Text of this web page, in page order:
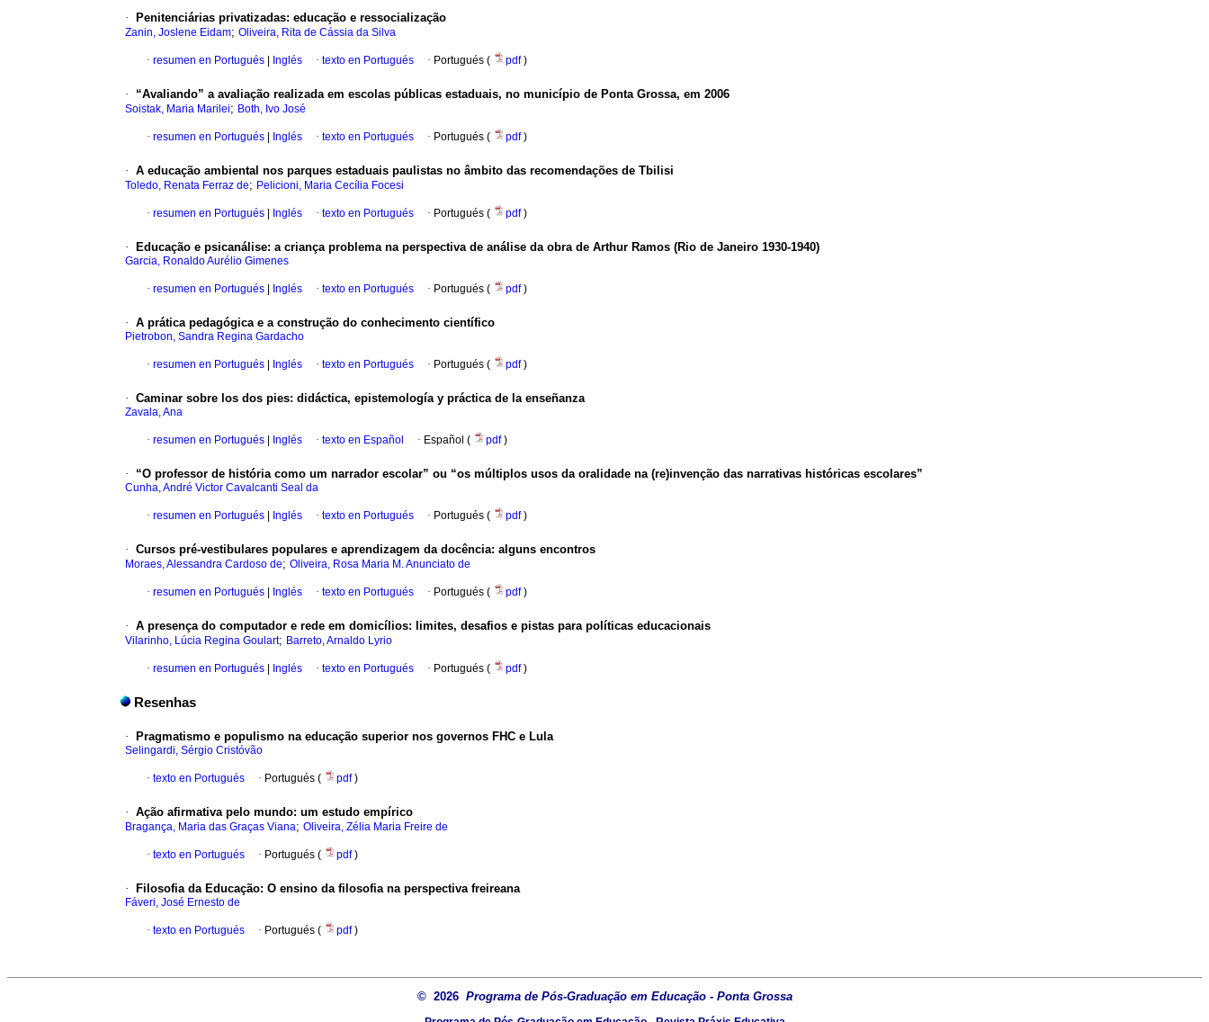
· Penitenciárias privatizadas: educação e ressocialização
Zanin, Joslene Eidam; Oliveira, Rita de Cássia da Silva
· resumen en Portugués Inglés · texto en Portugués · Portugués ( pdf)
· “Avaliando” a avaliação realizada em escolas públicas estaduais, no município de Ponta Grossa, em 2006
Soistak, Maria Marilei; Both, Ivo José
· resumen en Portugués Inglés · texto en Portugués · Portugués ( pdf)
· A educação ambiental nos parques estaduais paulistas no âmbito das recomendações de Tbilisi
Toledo, Renata Ferraz de; Pelicioni, Maria Cecília Focesi
· resumen en Portugués Inglés · texto en Portugués · Portugués ( pdf)
· Educação e psicanálise: a criança problema na perspectiva de análise da obra de Arthur Ramos (Rio de Janeiro 1930-1940)
Garcia, Ronaldo Aurélio Gimenes
· resumen en Portugués Inglés · texto en Portugués · Portugués ( pdf)
· A prática pedagógica e a construção do conhecimento científico
Pietrobon, Sandra Regina Gardacho
· resumen en Portugués Inglés · texto en Portugués · Portugués ( pdf)
· Caminar sobre los dos pies: didáctica, epistemología y práctica de la enseñanza
Zavala, Ana
· resumen en Portugués Inglés · texto en Español · Español ( pdf)
· “O professor de história como um narrador escolar” ou “os múltiplos usos da oralidade na (re)invenção das narrativas históricas escolares”
Cunha, André Victor Cavalcanti Seal da
· resumen en Portugués Inglés · texto en Portugués · Portugués ( pdf)
· Cursos pré-vestibulares populares e aprendizagem da docência: alguns encontros
Moraes, Alessandra Cardoso de; Oliveira, Rosa Maria M. Anunciato de
· resumen en Portugués Inglés · texto en Portugués · Portugués ( pdf)
· A presença do computador e rede em domicílios: limites, desafios e pistas para políticas educacionais
Vilarinho, Lúcia Regina Goulart; Barreto, Arnaldo Lyrio
· resumen en Portugués Inglés · texto en Portugués · Portugués ( pdf)
Resenhas
· Pragmatismo e populismo na educação superior nos governos FHC e Lula
Selingardi, Sérgio Cristóvão
· texto en Portugués · Portugués ( pdf)
· Ação afirmativa pelo mundo: um estudo empírico
Bragança, Maria das Graças Viana; Oliveira, Zélia Maria Freire de
· texto en Portugués · Portugués ( pdf)
· Filosofia da Educação: O ensino da filosofia na perspectiva freireana
Fáveri, José Ernesto de
· texto en Portugués · Portugués ( pdf)
© 2026 Programa de Pós-Graduação em Educação - Ponta Grossa